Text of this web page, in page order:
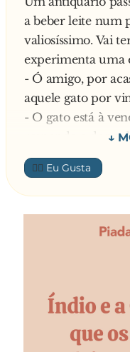
a beber leite num
valiosíssimo. Vai
experimenta uma
- Ó amigo, por
aquele gato por
- O gato está à
responde o dono
Diz o homem:
- Está bem, aqui
que leve este
tempo a comprar
habituado a ele e
sabe?
gato que vendo
👍🏼